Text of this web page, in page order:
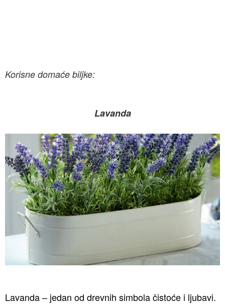
Korisne domaće biljke:
Lavanda
Lavanda – jedan od drevnih simbola čistoće i ljubavi.